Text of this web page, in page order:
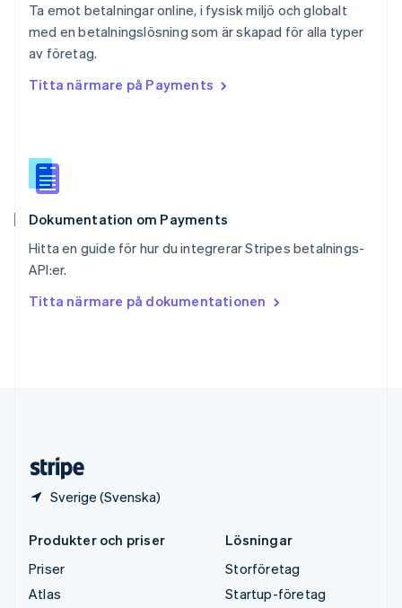
Ta emot betalningar online, i fysisk miljö och globalt
med en betalningslösning som är skapad för alla typer
av företag.
Titta närmare på Payments
Dokumentation om Payments
Hitta en guide för hur du integrerar Stripes betalnings-
API:er.
Titta närmare på dokumentationen
Sverige (Svenska)
DeutschFrançaisItalianoEnglish
Singapore
English简体中文
English
Español
Storbritannien
Sverige
Thailand
ไทย
English
Produkter och priser
Priser
Atlas
Lösningar
Storföretag
Startup-företag